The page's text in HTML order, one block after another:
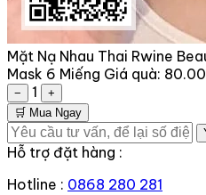
Mặt Nạ Nhau Thai Rwine
Mask 6 Miếng Giá quà:
− 1
+
🛒 Mua Ngay
Hỗ trợ đặt hàng :
Hotline : 0868 280 281